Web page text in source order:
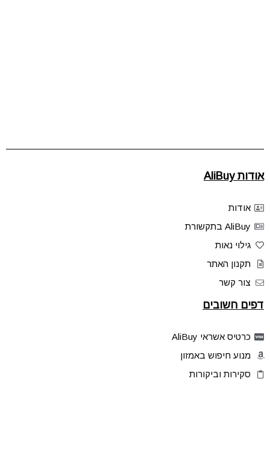
אודות AliBuy
אודות
AliBuy בתקשורת
גילוי נאות
תקנון האתר
צור קשר
דפים חשובים
כרטיס אשראי AliBuy
מנוע חיפוש באמזון
סקירות וביקורות